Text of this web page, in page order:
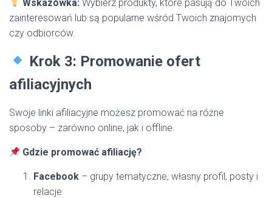
Wskazówka: Wybierz produkty, które pasują do Twoich
zainteresowań lub są popularne wśród Twoich znajomych
czy odbiorców.
Krok 3: Promowanie ofert
afiliacyjnych
Swoje linki afiliacyjne możesz promować na różne
sposoby – zarówno online, jak i offline.
Gdzie promować afiliację?
Facebook – grupy tematyczne, własny profil, posty i
relacje